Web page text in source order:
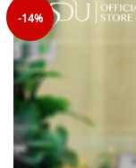
-14%